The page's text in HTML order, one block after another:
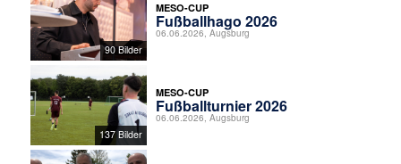
90 Bilder
MESO-CUP
Fußballhago 2026
06.06.2026, Augsburg
137 Bilder
MESO-CUP
Fußballturnier 2026
06.06.2026, Augsburg